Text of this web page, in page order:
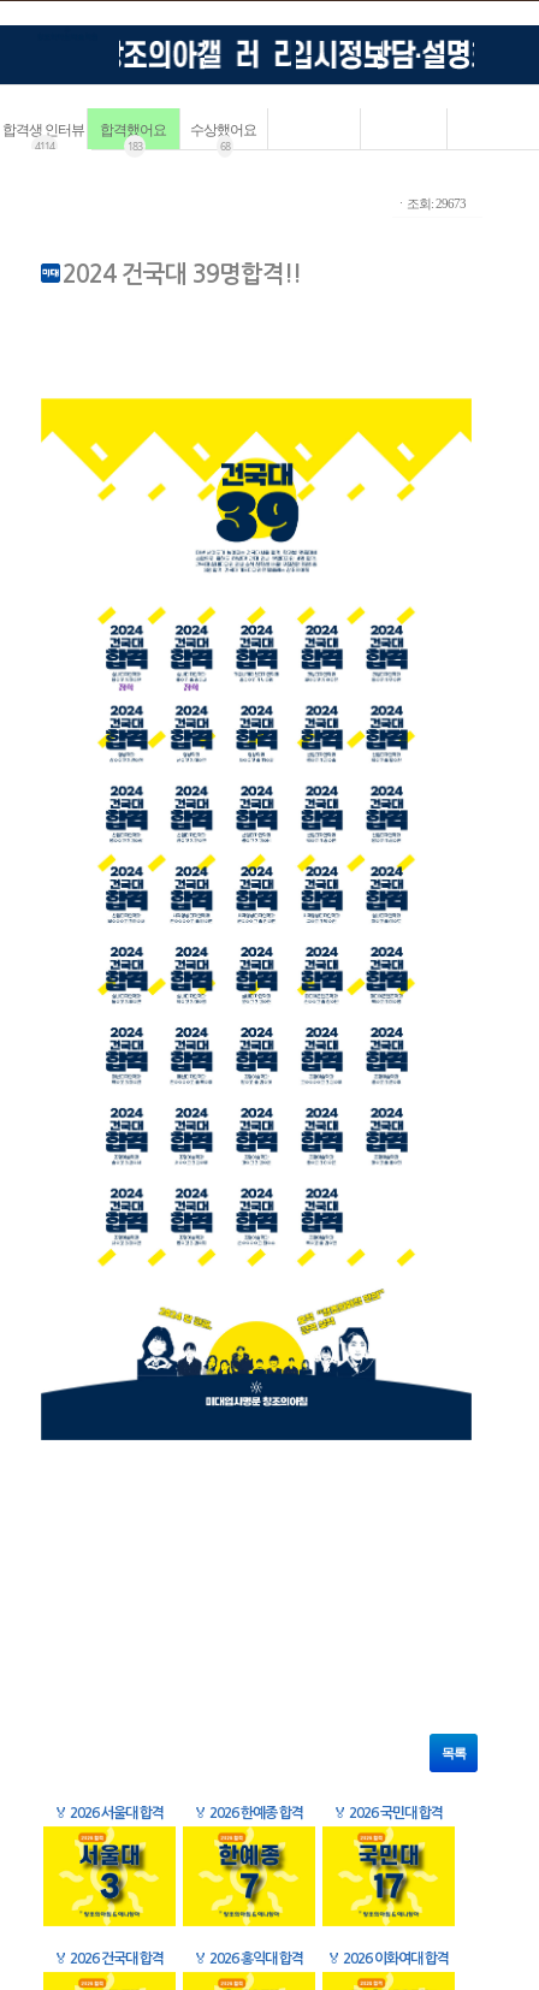
합격생 인터뷰
4114
합격했어요
183
수상했어요
68
ㆍ조회: 29673
2024 건국대 39명합격!!
목록
🏅 2026 서울대 합격 🏅 2026 한예종 합격 🏅 2026 국민대 합격
🏅 2026 건국대 합격 🏅 2026 홍익대 합격 🏅 2026 이화여대 합격